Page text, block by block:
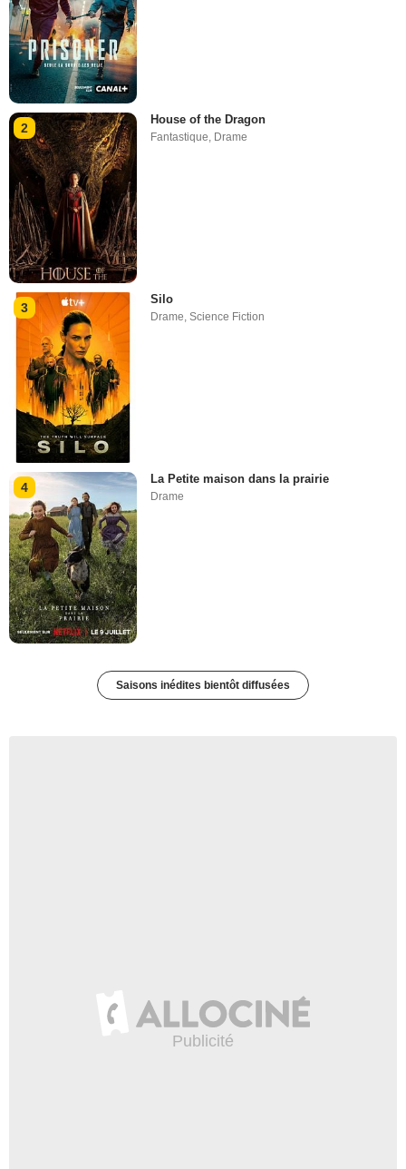
2
House of the Dragon
Fantastique Drame
3
Silo
Drame,Science Fiction
4
La Petite maison dans la prairie
Drame
Saisons inédites bientôt diffusées